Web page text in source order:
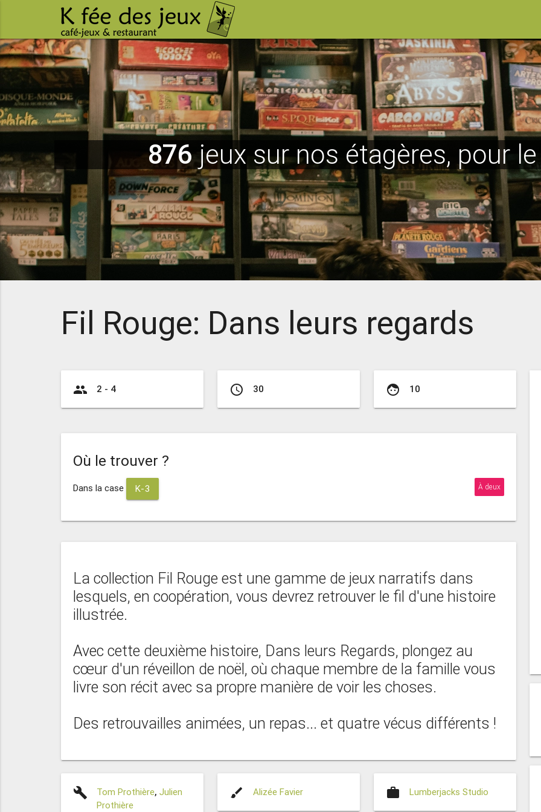
876jeux sur nos étagères, pour
Fil Rouge: Dans leurs regards
group 2 - 4 access_time 30 face 10
Où le trouver ?
Dans la case K-3 À deux
La collection Fil Rouge est une gamme de jeux narratifs dans
lesquels, en coopération, vous devrez retrouver le fil d'une histoire
illustrée.
Avec cette deuxième histoire, Dans leurs Regards, plongez au
cœur d'un réveillon de noël, où chaque membre de la famille vous
livre son récit avec sa propre manière de voir les choses.
Des retrouvailles animées, un repas... et quatre vécus différents !
build Tom Prothière, Julien
Prothière
brush Alizée Favier work Lumberjacks Studio